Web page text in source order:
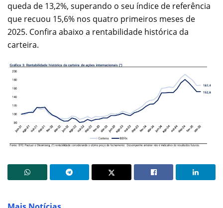
queda de 13,2%, superando o seu índice de referência
que recuou 15,6% nos quatro primeiros meses de
2025. Confira abaixo a rentabilidade histórica da
carteira.